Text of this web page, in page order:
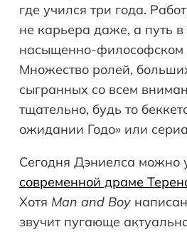
где учился три года.
не карьера даже, а путь в
насыщенно-философском
Множество ролей,
сыгранных со всем
тщательно, будь то
ожидании Годо» или
Сегодня Дэниелса можно
современной драме
Хотя Man and Boy
звучит пугающе